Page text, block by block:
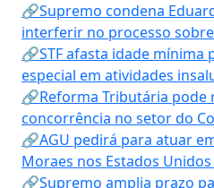
🔗Supremo condena
interferir no processo
🔗STF afasta idade mínima
especial em atividades
🔗Reforma Tributária pode
concorrência no setor do
🔗AGU pedirá para atuar
Moraes nos Estados
🔗Supremo amplia prazo